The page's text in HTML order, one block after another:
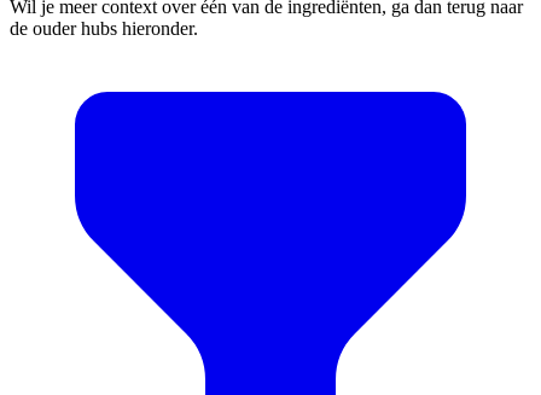
Wil je meer context over één van de ingrediënten, ga dan terug naar
de ouder hubs hieronder.